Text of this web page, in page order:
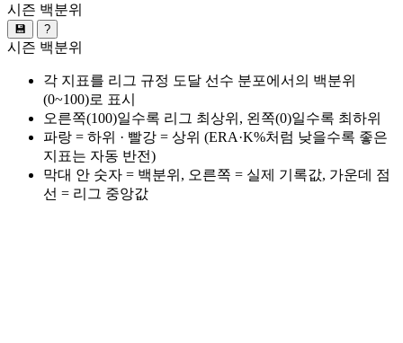
시즌 백분위
💾 ?
시즌 백분위
각 지표를 리그 규정 도달 선수 분포에서의 백분위
(0~100)로 표시
오른쪽(100)일수록 리그 최상위, 왼쪽(0)일수록 최하위
파랑 = 하위 · 빨강 = 상위 (ERA·K%처럼 낮을수록 좋은
지표는 자동 반전)
막대 안 숫자 = 백분위, 오른쪽 = 실제 기록값, 가운데 점
선 = 리그 중앙값